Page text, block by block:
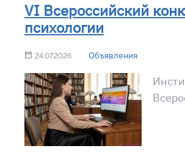
VI Всероссийский
психологии
24.07.2026 Объявления